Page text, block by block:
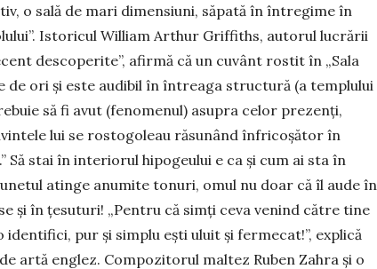
o sală de mari dimensiuni, săpată în între­gime în
Isto­ricul William Arthur Griffiths, autorul lucrării
desco­perite”, afirmă că un cuvânt rostit în „Sala
de ori şi este audibil în în­treaga structură (a templului
să fi avut (feno­me­nul) asupra celor prezenţi,
lui se rostogoleau răsunând înfrico­şător în
Să stai în inte­riorul hipogeului e ca şi cum ai sta în
atinge anu­mite tonuri, omul nu doar că îl aude în
şi în ţesuturi! „Pentru că simţi ceva venind către tine
pur şi simplu eşti uluit şi fermecat!”, explică
artă englez. Compozitorul maltez Ruben Zahra şi o